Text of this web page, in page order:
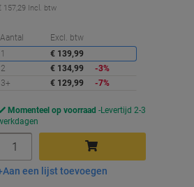
157,29 Incl. btw
Aantal Excl. btw
1
€ 139,99
2
€ 134,99
-3%
3+
€ 129,99 -7%
Momenteel op voorraad
Levertijd 2-3
In winkelwagen
Aan een lijst toevoegen